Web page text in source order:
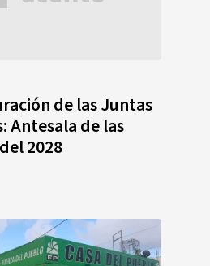
de las Juntas
Antesala de las
2028